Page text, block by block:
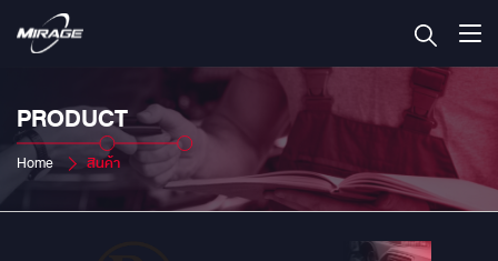
PRODUCT
Home สินค้า